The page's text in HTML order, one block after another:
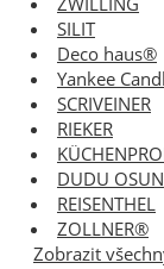
SILIT
Deco haus®
Yankee
SCRIVEINER
RIEKER
DUDU OSUN
REISENTHEL
ZOLLNER®
Zobrazit